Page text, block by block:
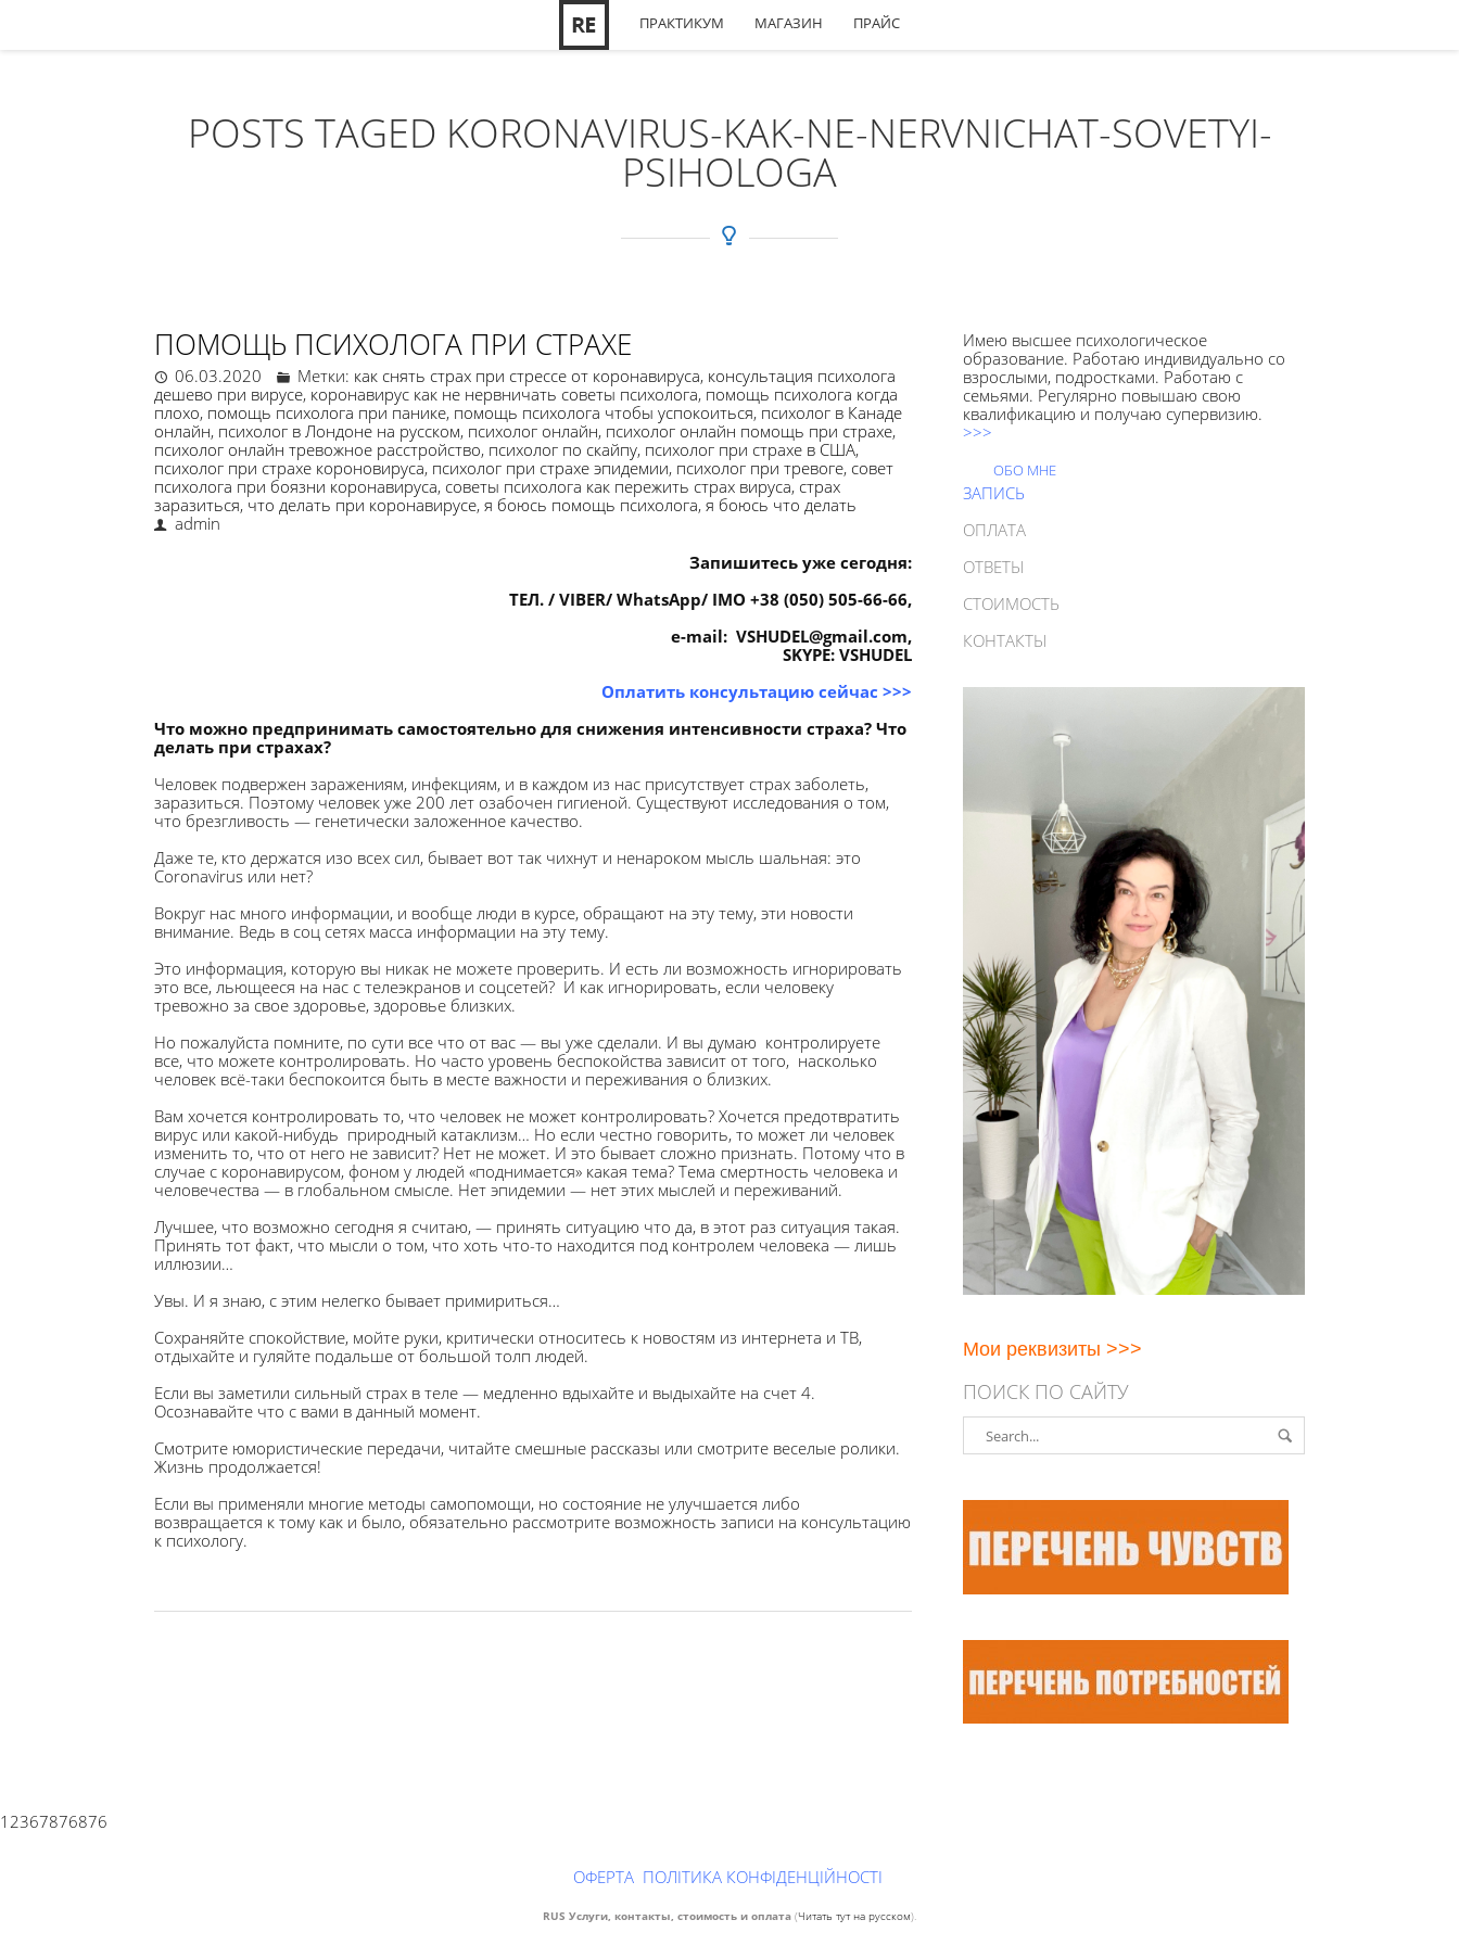
ПРАКТИКУМ МАГАЗИН ПРАЙС
POSTS TAGED KORONAVIRUS-KAK-NE-NERVNICHAT-SOVETYI-
PSIHOLOGA
ПОМОЩЬ ПСИХОЛОГА ПРИ СТРАХЕ
06.03.2020 Метки: как снять страх при стрессе от коронавируса, консультация психолога
дешево при вирусе, коронавирус как не нервничать советы психолога, помощь психолога когда
плохо, помощь психолога при панике, помощь психолога чтобы успокоиться, психолог в Канаде
онлайн, психолог в Лондоне на русском, психолог онлайн, психолог онлайн помощь при страхе,
психолог онлайн тревожное расстройство, психолог по скайпу, психолог при страхе в США,
психолог при страхе короновируса, психолог при страхе эпидемии, психолог при тревоге, совет
психолога при боязни коронавируса, советы психолога как пережить страх вируса, страх
заразиться, что делать при коронавирусе, я боюсь помощь психолога, я боюсь что делать
admin
Запишитесь уже сегодня:
ТЕЛ. / VIBER/ WhatsApp/ IMO +38 (050) 505-66-66,
e-mail: VSHUDEL@gmail.com,
SKYPE: VSHUDEL
Оплатить консультацию сейчас >>>
Что можно предпринимать самостоятельно для снижения интенсивности страха? Что
делать при страхах?
Человек подвержен заражениям, инфекциям, и в каждом из нас присутствует страх заболеть,
заразиться. Поэтому человек уже 200 лет озабочен гигиеной. Существуют исследования о том,
что брезгливость — генетически заложенное качество.
Даже те, кто держатся изо всех сил, бывает вот так чихнут и ненароком мысль шальная: это
Coronavirus или нет?
Вокруг нас много информации, и вообще люди в курсе, обращают на эту тему, эти новости
внимание. Ведь в соц сетях масса информации на эту тему.
Это информация, которую вы никак не можете проверить. И есть ли возможность игнорировать
это все, льющееся на нас с телеэкранов и соцсетей? И как игнорировать, если человеку
тревожно за свое здоровье, здоровье близких.
Но пожалуйста помните, по сути все что от вас — вы уже сделали. И вы думаю контролируете
все, что можете контролировать. Но часто уровень беспокойства зависит от того, насколько
человек всё-таки беспокоится быть в месте важности и переживания о близких.
Вам хочется контролировать то, что человек не может контролировать? Хочется предотвратить
вирус или какой-нибудь природный катаклизм… Но если честно говорить, то может ли человек
изменить то, что от него не зависит? Нет не может. И это бывает сложно признать. Потому что в
случае с коронавирусом, фоном у людей «поднимается» какая тема? Тема смертность человека и
человечества — в глобальном смысле. Нет эпидемии — нет этих мыслей и переживаний.
Лучшее, что возможно сегодня я считаю, — принять ситуацию что да, в этот раз ситуация такая.
Принять тот факт, что мысли о том, что хоть что-то находится под контролем человека — лишь
иллюзии…
Увы. И я знаю, с этим нелегко бывает примириться…
Сохраняйте спокойствие, мойте руки, критически относитесь к новостям из интернета и ТВ,
отдыхайте и гуляйте подальше от большой толп людей.
Если вы заметили сильный страх в теле — медленно вдыхайте и выдыхайте на счет 4.
Осознавайте что с вами в данный момент.
Смотрите юмористические передачи, читайте смешные рассказы или смотрите веселые ролики.
Жизнь продолжается!
Если вы применяли многие методы самопомощи, но состояние не улучшается либо
возвращается к тому как и было, обязательно рассмотрите возможность записи на консультацию
к психологу.
Имею высшее психологическое
образование. Работаю индивидуально со
взрослыми, подростками. Работаю с
семьями. Регулярно повышаю свою
квалификацию и получаю супервизию.
>>>
ОБО МНЕ
ЗАПИСЬ
ОПЛАТА
ОТВЕТЫ
СТОИМОСТЬ
КОНТАКТЫ
Мои реквизиты >>>
ПОИСК ПО САЙТУ
12367876876
ОФЕРТА ПОЛІТИКА КОНФІДЕНЦІЙНОСТІ
RUS Услуги, контакты, стоимость и оплата (Читать тут на русском).